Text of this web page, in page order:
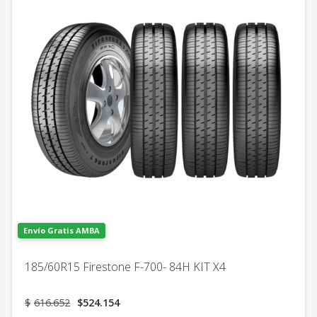
Envío Gratis AMBA
185/60R15 Firestone F-700- 84H KIT X4
$ 616.652 El
$524.154El